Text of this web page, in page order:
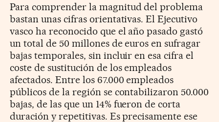
Para comprender la magnitud del problema
bastan unas cifras orientativas. El Ejecutivo
vasco ha reconocido que el año pasado gastó
un total de 50 millones de euros en sufragar
bajas temporales, sin incluir en esa cifra el
coste de sustitución de los empleados
afectados. Entre los 67.000 empleados
públicos de la región se contabilizaron 50.000
bajas, de las que un 14% fueron de corta
duración y repetitivas. Es precisamente ese